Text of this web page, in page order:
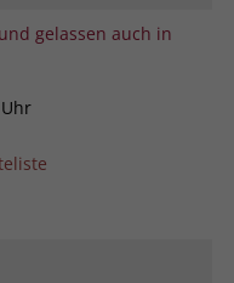
gelassen auch in